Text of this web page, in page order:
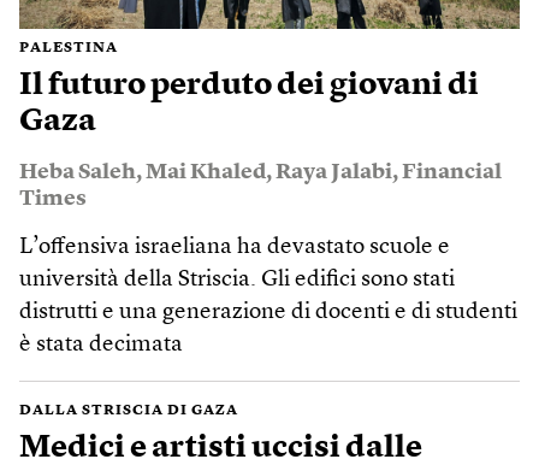
PALESTINA
Il futuro perduto dei giovani di
Gaza
Heba Saleh,Mai Khaled ,Raya Jalabi,Financial
Times
L’offensiva israeliana ha devastato scuole e
università della Striscia. Gli edifici sono stati
distrutti e una generazione di docenti e di studenti
è stata decimata
DALLA STRISCIA DI GAZA
Medici e artisti uccisi dalle